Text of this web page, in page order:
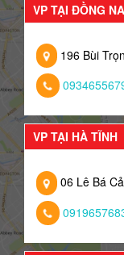
VP TẠI ĐỒNG
196 Bùi
VP TẠI HÀ TĨNH
06 Lê Bá